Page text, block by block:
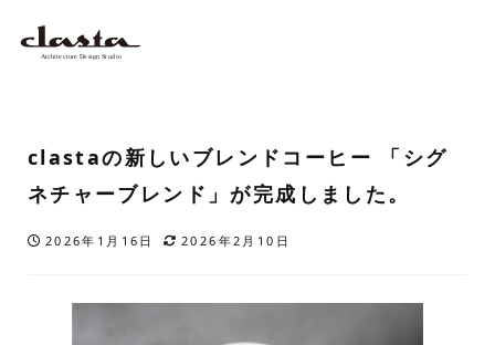
clastaの新しいブレンドコーヒー 「シグ
ネチャーブレンド」が完成しました。
投稿日
2026年1月16日
更新日
2026年2月10日